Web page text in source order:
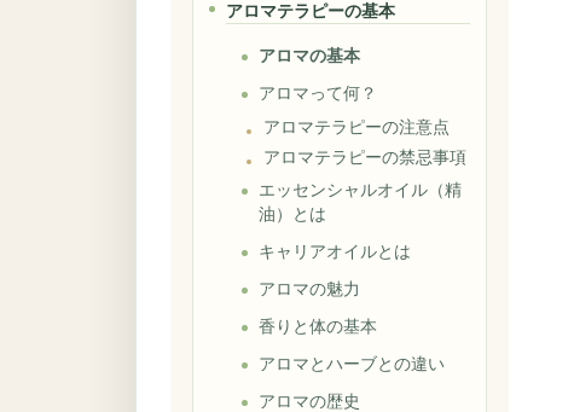
アロマテラピーの基本
アロマの基本
アロマって何？
アロマテラピーの注意点
アロマテラピーの禁忌事項
エッセンシャルオイル（精
油）とは
キャリアオイルとは
アロマの魅力
香りと体の基本
アロマとハーブとの違い
アロマの歴史